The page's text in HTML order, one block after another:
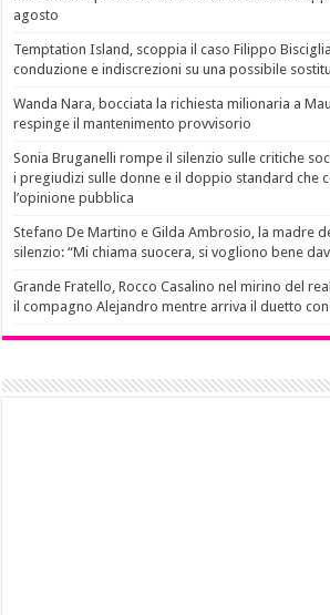
agosto
Temptation Island, scoppia il caso Filippo
conduzione e indiscrezioni su una possibile
Wanda Nara, bocciata la richiesta milionaria a
respinge il mantenimento provvisorio
Sonia Bruganelli rompe il silenzio sulle critiche
i pregiudizi sulle donne e il doppio standard che
l’opinione pubblica
Stefano De Martino e Gilda Ambrosio, la madre
silenzio: “Mi chiama suocera, si vogliono bene
Grande Fratello, Rocco Casalino nel mirino del
il compagno Alejandro mentre arriva il duetto